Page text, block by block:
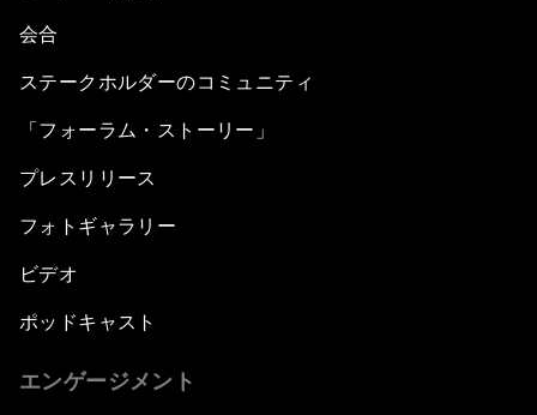
会合
ステークホルダーのコミュニティ
「フォーラム・ストーリー」
プレスリリース
フォトギャラリー
ビデオ
ポッドキャスト
エンゲージメント